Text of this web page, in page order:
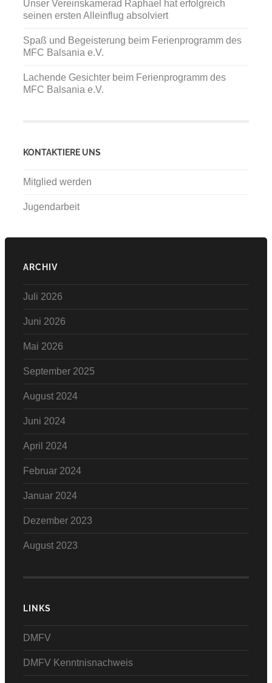
Unser Vereinskamerad Raphael hat erfolgreich
seinen ersten Alleinflug absolviert
Spaß und Begeisterung beim Ferienprogramm des
MFC Balsania e.V.
Lachende Gesichter beim Ferienprogramm des
MFC Balsania e.V.
KONTAKTIERE UNS
Mitglied werden
Jugendarbeit
ARCHIV
Juli 2026
Juni 2026
Mai 2026
September 2025
August 2024
Juni 2024
April 2024
Februar 2024
Januar 2024
Dezember 2023
August 2023
LINKS
DMFV
DMFV Kenntnisnachweis